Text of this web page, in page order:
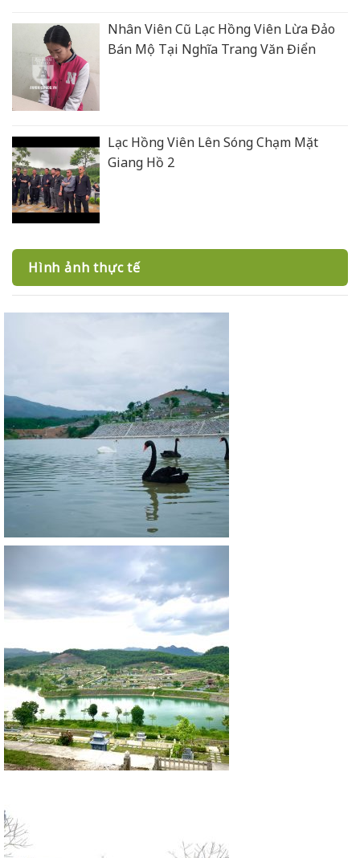
Nhân Viên Cũ Lạc Hồng Viên Lừa Đảo
Bán Mộ Tại Nghĩa Trang Văn Điển
Lạc Hồng Viên Lên Sóng Chạm Mặt
Giang Hồ 2
Hình ảnh thực tế